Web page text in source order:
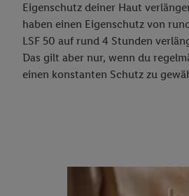
Eigenschutz deiner Haut
haben einen Eigenschutz von
LSF 50 auf rund 4 Stunden
Das gilt aber nur, wenn du
einen konstanten Schutz zu